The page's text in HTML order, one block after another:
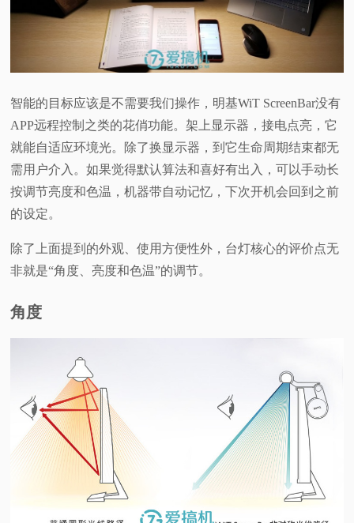
智能的目标应该是不需要我们操作，明基WiT ScreenBar没有
APP远程控制之类的花俏功能。架上显示器，接电点亮，它
就能自适应环境光。除了换显示器，到它生命周期结束都无
需用户介入。如果觉得默认算法和喜好有出入，可以手动长
按调节亮度和色温，机器带自动记忆，下次开机会回到之前
的设定。
除了上面提到的外观、使用方便性外，台灯核心的评价点无
非就是“角度、亮度和色温”的调节。
角度